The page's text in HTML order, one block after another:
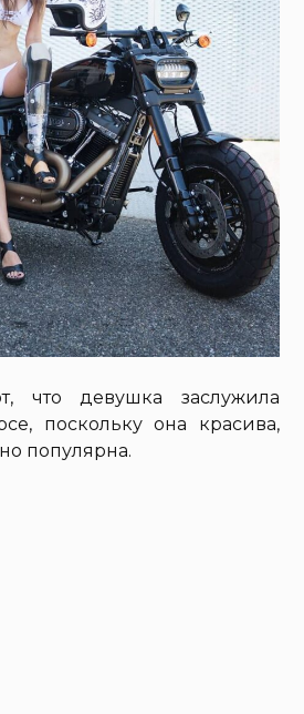
что девушка заслужила
поскольку она красива,
популярна.